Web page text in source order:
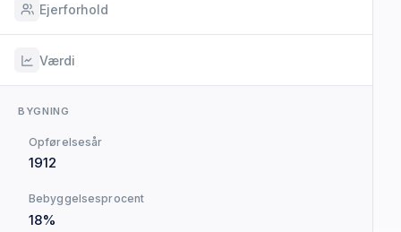
Ejerforhold
Værdi
BYGNING
Opførelsesår
1912
Bebyggelsesprocent
18%